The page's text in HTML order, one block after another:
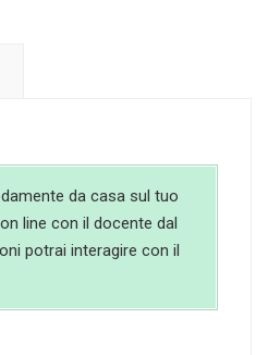
da casa sul tuo
line con il docente dal
potrai interagire con il